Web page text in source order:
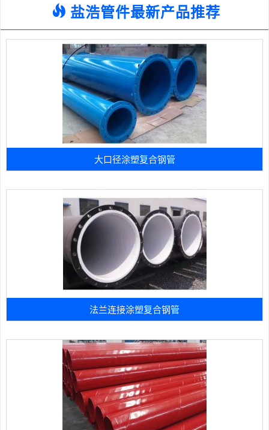
盐浩管件最新产品推荐
大口径涂塑复合钢管
法兰连接涂塑复合钢管